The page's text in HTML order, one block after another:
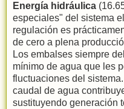
Energía hidráulica
especiales" del sistema
regulación es
de cero a plena
Los embalses siempre
mínimo de agua que les
fluctuaciones del
caudal de agua
sustituyendo generación